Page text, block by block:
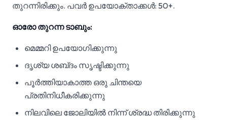
തുറന്നിരിക്കും. പവർ ഉപയോക്താക്കൾ: 50+.
ഓരോ തുറന്ന ടാബും:
മെമ്മറി ഉപയോഗിക്കുന്നു
ദൃശ്യ ശബ്‌ദം സൃഷ്ടിക്കുന്നു
പൂർത്തിയാകാത്ത ഒരു ചിന്തയെ
പ്രതിനിധീകരിക്കുന്നു
നിലവിലെ ജോലിയിൽ നിന്ന് ശ്രദ്ധ തിരിക്കുന്നു